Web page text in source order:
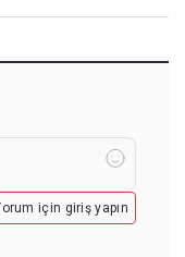
için giriş yapın